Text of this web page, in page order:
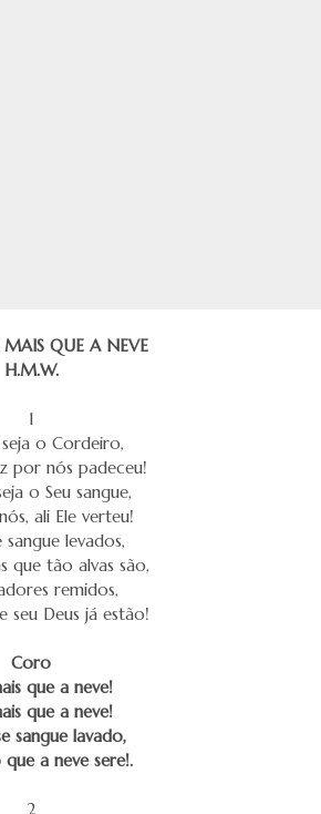
QUE A NEVE
H.M.W.
1
o Cordeiro,
por nós padeceu!
o Seu sangue,
ali Ele verteu!
sangue levados,
que tão alvas são,
remidos,
seu Deus já estão!
Coro
que a neve!
que a neve!
sangue lavado,
a neve sere!.
2